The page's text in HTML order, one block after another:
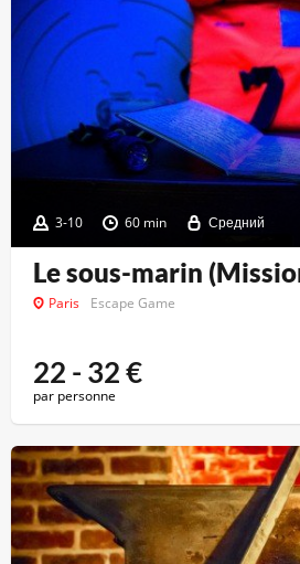
3-10 60 min Средний
Le sous-marin
Paris Escape Game
22 - 32€
par personne